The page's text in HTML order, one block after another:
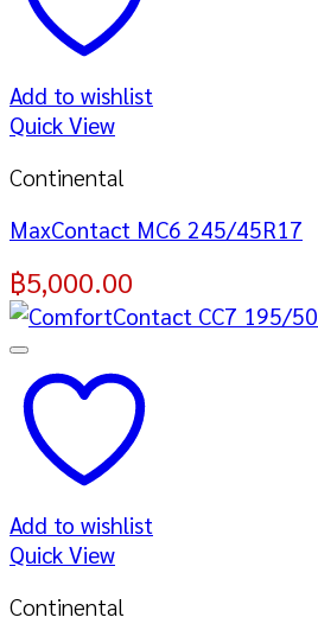
Add to wishlist
Quick View
Continental
MaxContact MC6 245/45R17
฿5,000.00
Add to wishlist
Quick View
Continental